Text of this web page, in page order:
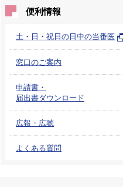
便利情報
土・日・祝日の日中の当番医
窓口のご案内
申請書・
届出書ダウンロード
広報・広聴
よくある質問